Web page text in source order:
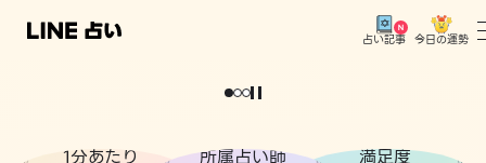
占い記事 今日の運勢
どうせなら
。
1分あたり 所属占い師 満足度